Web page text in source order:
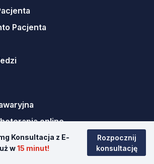
Konsultacja z E-
w15 minut!
Rozpocznij
konsultację
Pacjenta
online